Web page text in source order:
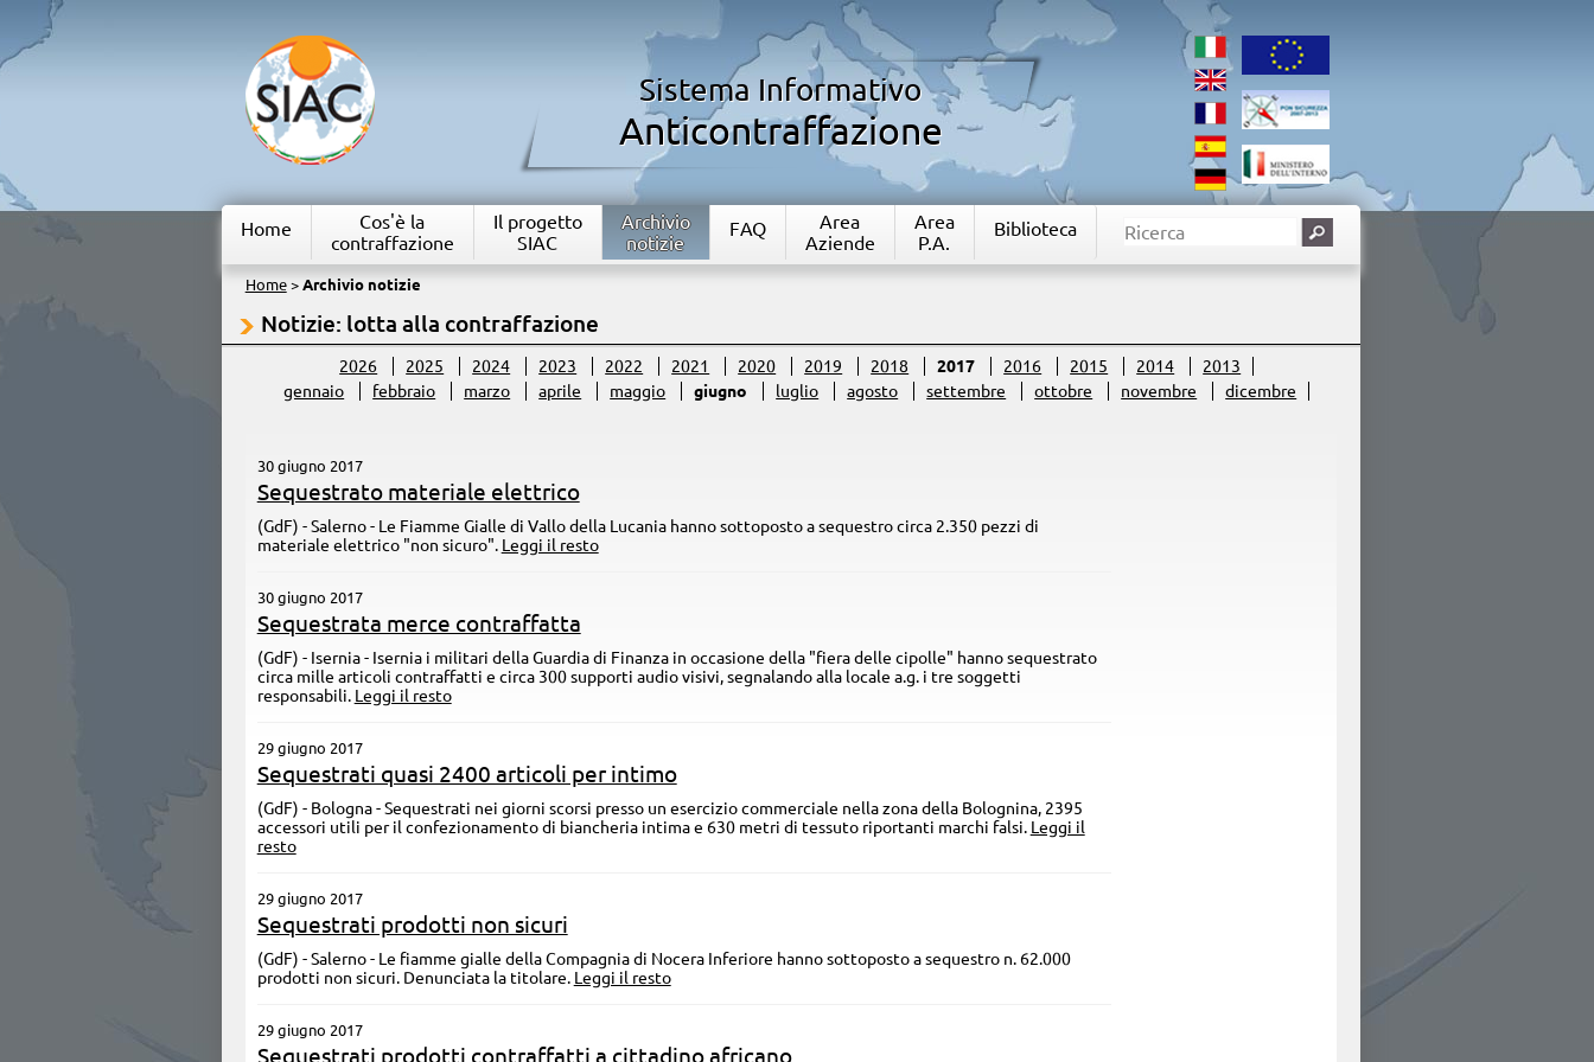
Sistema Informativo
Anticontraffazione
Home
Cos'è la
contraffazione
Il progetto
SIAC
Archivio
notizie
FAQ
Area
Aziende
Area
P.A.
Biblioteca
Home> Archivio notizie
Notizie: lotta alla contraffazione
2026 2025 2024 2023 2022 2021 2020 2019 2018 2017 2016 2015 2014
2013
gennaio
febbraio marzo aprile maggio giugno luglio agosto settembre ottobre novembre dicembre
30 giugno 2017
Sequestrato materiale elettrico
(GdF) - Salerno - Le Fiamme Gialle di Vallo della Lucania hanno sottoposto a sequestro circa 2.350 pezzi di
materiale elettrico "non sicuro". Leggi il resto
30 giugno 2017
Sequestrata merce contraffatta
(GdF) - Isernia - Isernia i militari della Guardia di Finanza in occasione della "fiera delle cipolle" hanno sequestrato
circa mille articoli contraffatti e circa 300 supporti audio visivi, segnalando alla locale a.g. i tre soggetti
responsabili. Leggi il resto
29 giugno 2017
Sequestrati quasi 2400 articoli per intimo
(GdF) - Bologna - Sequestrati nei giorni scorsi presso un esercizio commerciale nella zona della Bolognina, 2395
accessori utili per il confezionamento di biancheria intima e 630 metri di tessuto riportanti marchi falsi. Leggi il
resto
29 giugno 2017
Sequestrati prodotti non sicuri
(GdF) - Salerno - Le fiamme gialle della Compagnia di Nocera Inferiore hanno sottoposto a sequestro n. 62.000
prodotti non sicuri. Denunciata la titolare. Leggi il resto
29 giugno 2017
Sequestrati prodotti contraffatti a cittadino africano